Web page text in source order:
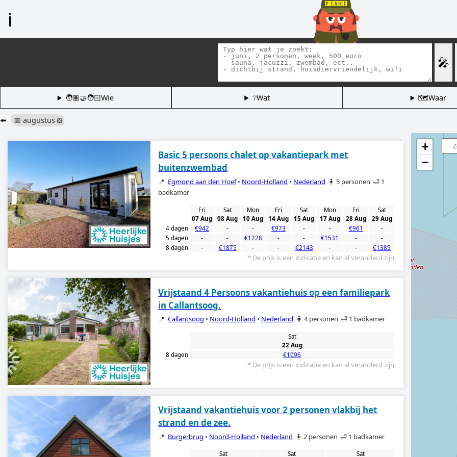
ℹ️
🎤
🧑🏽‍🤝‍🧑🏻Wie ❔Wat 🗺️Waar
⬅️ 📅 augustus ❎
Basic 5 persoons chalet op vakantiepark met
buitenzwembad
📍 Egmond aan den Hoef• Noord-Holland • Nederland 🧍 5 personen 🛁 1
badkamer
Fri
07 Aug
Sat
08 Aug
Mon
10 Aug
Fri
14 Aug
Sat
15 Aug
Mon
17 Aug
Fri
28 Aug
Sat
29 Aug
4 dagen
€942 - - €973 - - €961
-
5 dagen
- - €1228 - - €1531 -
-
8 dagen
- €1875 - - €2143 - - €1385
* De prijs is een indicatie en kan al veranderd zijn.
Vrijstaand 4 Persoons vakantiehuis op een familiepark
in Callantsoog.
📍Callantsoog • Noord-Holland • Nederland 🧍 4 personen 🛁 1 badkamer
Sat
22 Aug
8 dagen
€1096
* De prijs is een indicatie en kan al veranderd zijn.
Vrijstaand vakantiehuis voor 2 personen vlakbij het
strand en de zee.
📍 Burgerbrug • Noord-Holland • Nederland 🧍 2 personen 🛁 1 badkamer
Sat Sat Sat
+
−